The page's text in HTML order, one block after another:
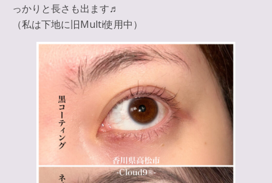
っかりと長さも出ます♬
（私は下地に旧Multi使用中）